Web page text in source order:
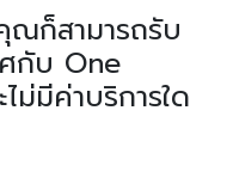
ก็สามารถรับ
ศกับ One
ม่มีค่าบริการใด